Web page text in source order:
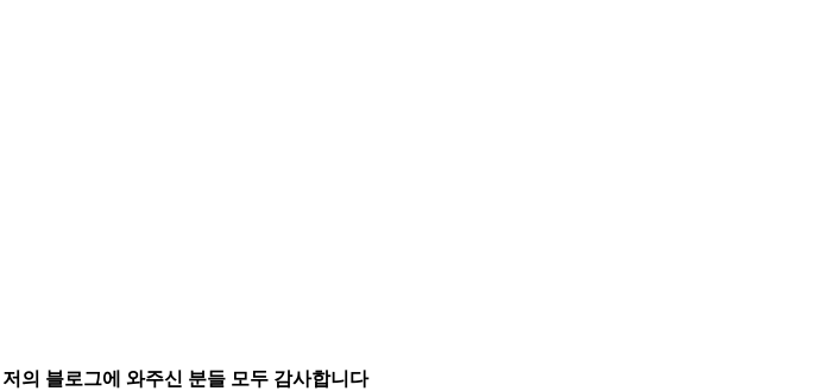
저의 블로그에 와주신 분들 모두 감사합니다